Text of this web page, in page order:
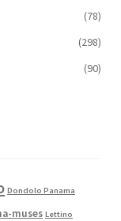
(78)
(298)
(90)
Dondolo Panama
muses Lettino